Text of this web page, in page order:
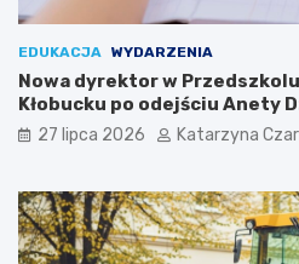
a
k
o
w
e
EDUKACJA WYDARZENIA
Nowa dyrektor w
Kłobucku po odejściu Anety
27 lipca 2026 Katarzyna